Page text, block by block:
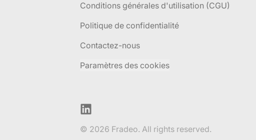
Conditions générales d'utilisation (CGU)
Politique de confidentialité
Contactez-nous
Paramètres des cookies
LinkedIn
© 2026 Fradeo. All rights reserved.